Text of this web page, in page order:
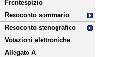
navigazione
principale
Frontespizio
Resoconto sommario
Resoconto stenografico
Votazioni elettroniche
Allegato A